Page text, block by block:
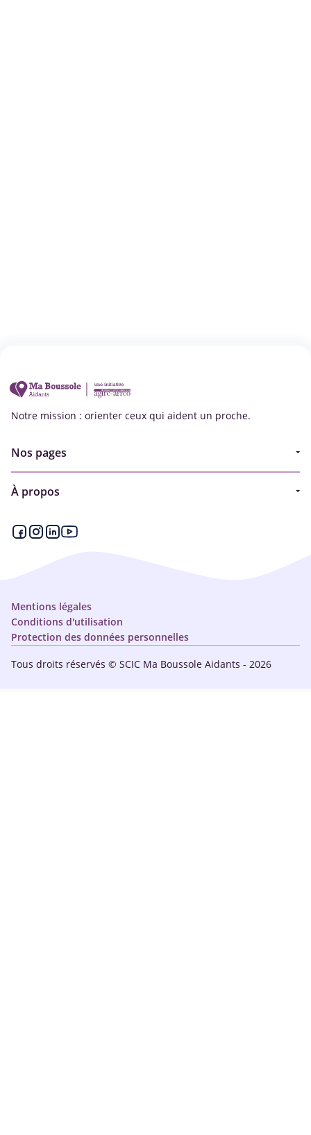
Notre mission : orienter ceux qui aident un proche.
Nos pages
Aides financières et congés
À propos
Qui sommes-nous ?
Tous droits réservés © SCIC Ma Boussole Aidants - 2026
Mentions légales
Conditions d'utilisation
Protection des données personnelles